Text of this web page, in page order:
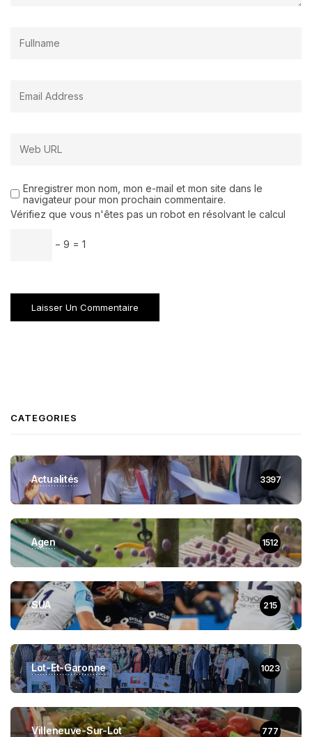
Enregistrer mon nom, mon e-mail et mon site dans le
navigateur pour mon prochain commentaire.
Vérifiez que vous n'êtes pas un robot en résolvant le calcul
− 9 = 1
CATEGORIES
Actualités 3397
Agen 1512
SUA 215
Lot-Et-Garonne 1023
Villeneuve-Sur-Lot 777